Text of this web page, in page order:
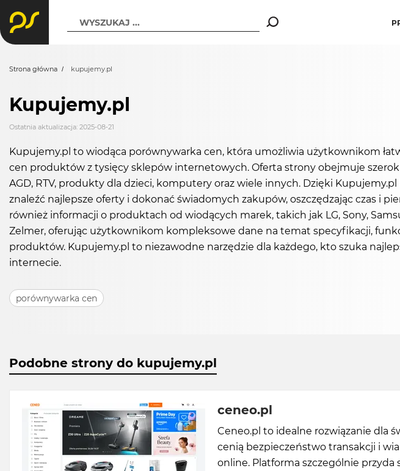
WYSZUKAJ ...
Strona główna kupujemy.pl
Kupujemy.pl
Ostatnia aktualizacja: 2025-08-21
Kupujemy.pl to wiodąca porównywarka cen, która umożliwia użytkownikom
cen produktów z tysięcy sklepów internetowych. Oferta strony obejmuje
AGD, RTV, produkty dla dzieci, komputery oraz wiele innych. Dzięki
znaleźć najlepsze oferty i dokonać świadomych zakupów, oszczędzając czas i
również informacji o produktach od wiodących marek, takich jak LG, Sony,
Zelmer, oferując użytkownikom kompleksowe dane na temat specyfikacji,
produktów. Kupujemy.pl to niezawodne narzędzie dla każdego, kto szuka
internecie.
porównywarka cen
Podobne strony do kupujemy.pl
ceneo.pl
Ceneo.pl to idealne rozwiązanie dla
cenią bezpieczeństwo transakcji i
online. Platforma szczególnie